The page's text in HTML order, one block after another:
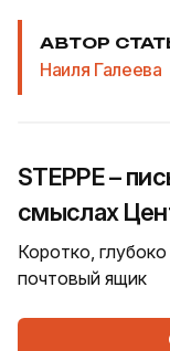
АВТОР
Наиля Галеева
STEPPE –
смыслах
Коротко,
почтовый ящик